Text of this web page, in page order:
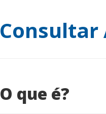
Consultar
O que é?